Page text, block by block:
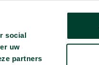
social
uw
partners